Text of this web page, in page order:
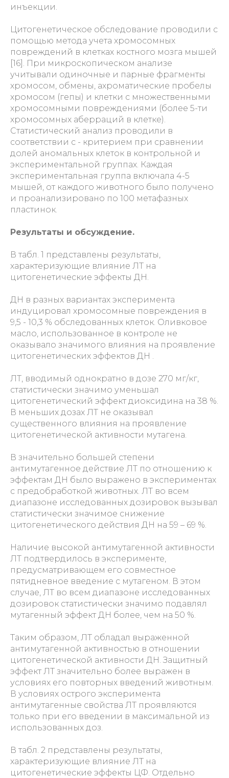
инъекции.
Цитогенетическое обследование проводили с
помощью метода учета хромосомных
повреждений в клетках костного мозга мышей
[16]. При микроскопическом анализе
учитывали одиночные и парные фрагменты
хромосом, обмены, ахроматические пробелы
хромосом (гепы) и клетки с множественными
хромосомными повреждениями (более 5-ти
хромосомных аберраций в клетке).
Статистический анализ проводили в
соответствии с - критерием при сравнении
долей аномальных клеток в контрольной и
экспериментальной группах. Каждая
экспериментальная группа включала 4-5
мышей, от каждого животного было получено
и проанализировано по 100 метафазных
пластинок.
Результаты и обсуждение.
В табл. 1 представлены результаты,
характеризующие влияние ЛТ на
цитогенетические эффекты ДН.
ДН в разных вариантах эксперимента
индуцировал хромосомные повреждения в
9,5 - 10,3 % обследованных клеток. Оливковое
масло, использованное в контроле не
оказывало значимого влияния на проявление
цитогенетических эффектов ДН .
ЛТ, вводимый однократно в дозе 270 мг/кг,
статистически значимо уменьшал
цитогенетический эффект диоксидина на 38 %.
В меньших дозах ЛТ не оказывал
существенного влияния на проявление
цитогенетической активности мутагена.
В значительно большей степени
антимутагенное действие ЛТ по отношению к
эффектам ДН было выражено в экспериментах
с предобработкой животных. ЛТ во всем
диапазоне исследованных дозировок вызывал
статистически значимое снижение
цитогенетического действия ДН на 59 – 69 %.
Наличие высокой антимутагенной активности
ЛТ подтвердилось в эксперименте,
предусматривающем его совместное
пятидневное введение с мутагеном. В этом
случае, ЛТ во всем диапазоне исследованных
дозировок статистически значимо подавлял
мутагенный эффект ДН более, чем на 50 %.
Таким образом, ЛТ обладал выраженной
антимутагенной активностью в отношении
цитогенетической активности ДН. Защитный
эффект ЛТ значительно более выражен в
условиях его повторных введений животным.
В условиях острого эксперимента
антимутагенные свойства ЛТ проявляются
только при его введении в максимальной из
использованных доз.
В табл. 2 представлены результаты,
характеризующие влияние ЛТ на
цитогенетические эффекты ЦФ. Отдельно